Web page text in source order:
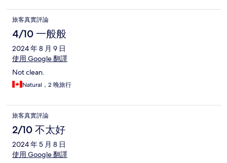
the hotel dont speak English but are helpful.
旅客真實評論
4/10 一般般
2024 年 8 月 9 日
使用 Google 翻譯
Not clean.
Natural，2 晚旅行
旅客真實評論
2/10 不太好
2024 年 5 月 8 日
使用 Google 翻譯